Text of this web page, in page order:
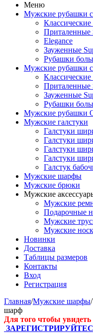
Меню
Мужские рубашки
Приталенные
Elegance
Зауженные
Рубашки
Мужские рубашки
Приталенные
Зауженные
Рубашки
Мужские рубашки
Мужские галстуки
Галстуки
Галстуки
Галстуки
Галстуки
Галстук
Мужские шарфы
Мужские брюки
Мужские
Мужские
Подарочные
Мужские
Мужские
Новинки
Доставка
Таблицы размеров
Контакты
Вход
Регистрация
Главная/Мужские шарфы/
шарф
Для того чтобы увидеть